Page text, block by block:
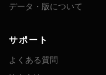
データ・版について
サポート
よくある質問